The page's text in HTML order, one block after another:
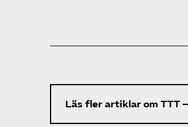
Läs fler artiklar om TTT